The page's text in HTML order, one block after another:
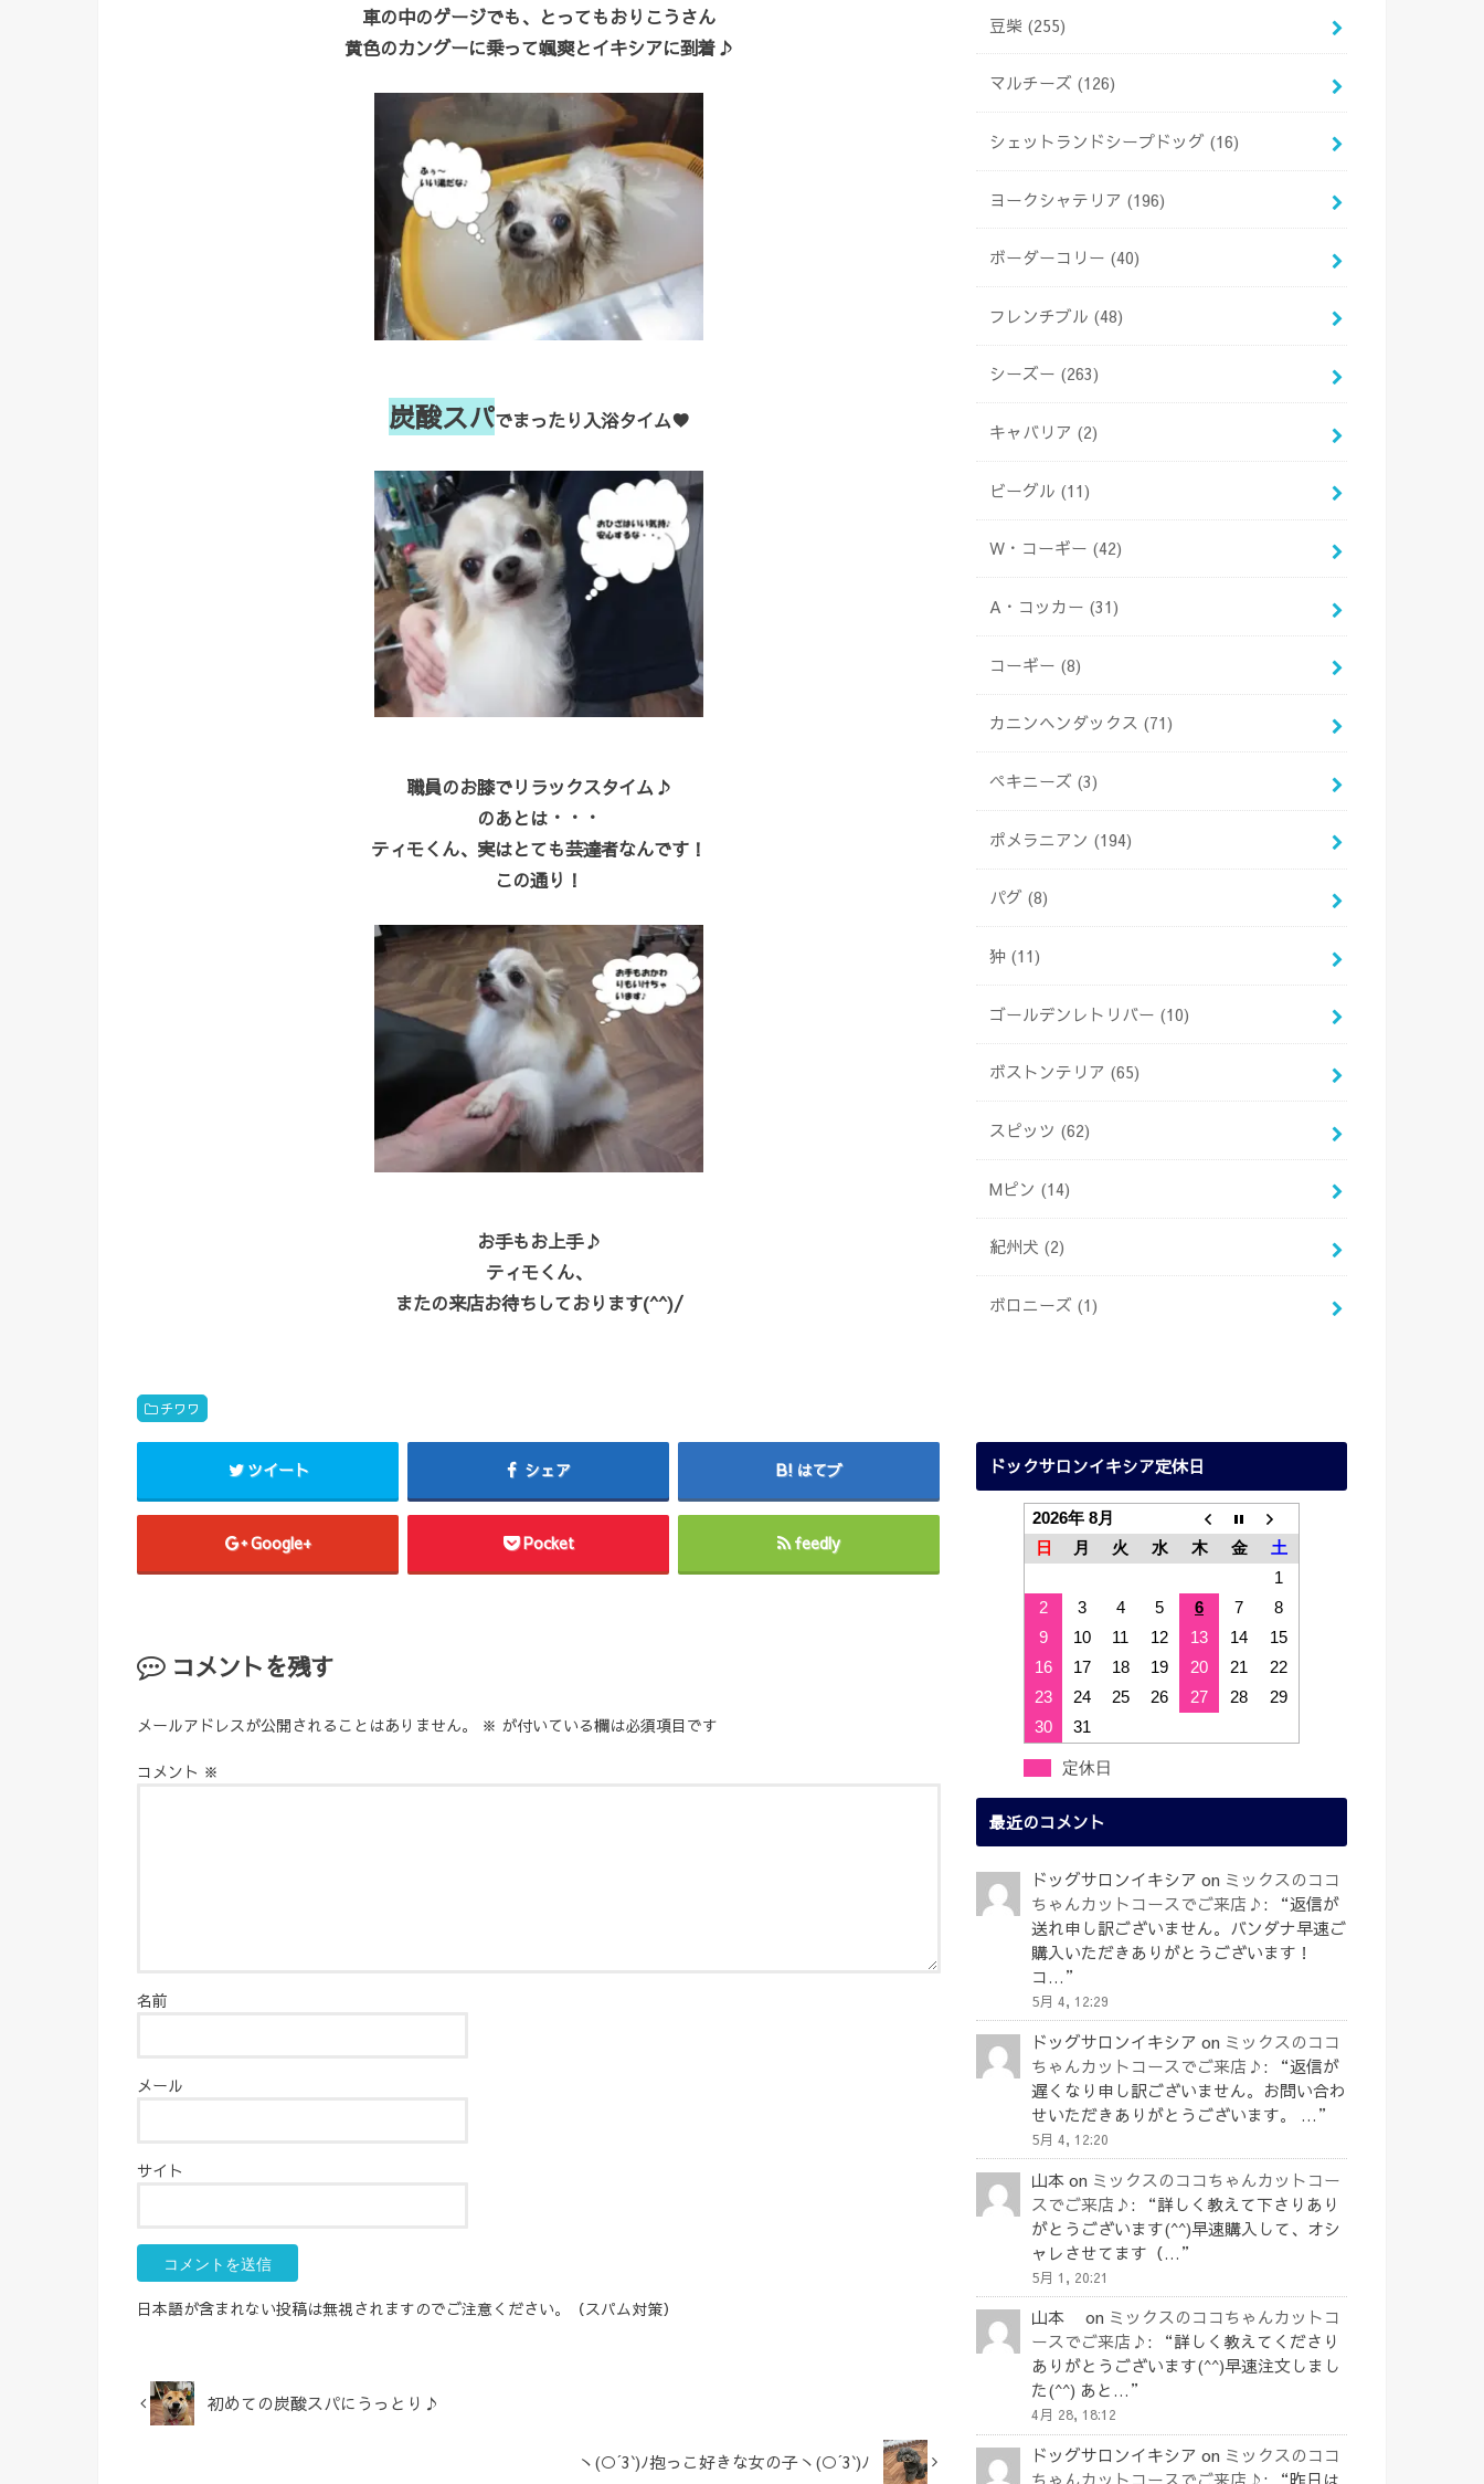
車の中のゲージでも、とってもおりこうさん
黄色のカングーに乗って颯爽とイキシアに到着♪
炭酸スパでまったり入浴タイム♥
職員のお膝でリラックスタイム♪
のあとは・・・
ティモくん、実はとても芸達者なんです！
この通り！
お手もお上手♪
ティモくん、
またの来店お待ちしております(^^)/
チワワ
ツイート シェア はてブ
Google+ Pocket feedly
コメントを残す
メールアドレスが公開されることはありません。 ※ が付いている欄は必須項目です
コメント ※
名前
メール
サイト
日本語が含まれない投稿は無視されますのでご注意ください。（スパム対策）
初めての炭酸スパにうっとり♪
ヽ(○´3`)ﾉ抱っこ好きな女の子ヽ(○´3`)ﾉ
豆柴 (255)
マルチーズ (126)
シェットランドシープドッグ (16)
ヨークシャテリア (196)
ボーダーコリー (40)
フレンチブル (48)
シーズー (263)
キャバリア (2)
ビーグル (11)
W・コーギー (42)
A・コッカー (31)
コーギー (8)
カニンヘンダックス (71)
ペキニーズ (3)
ポメラニアン (194)
パグ (8)
狆 (11)
ゴールデンレトリバー (10)
ボストンテリア (65)
スピッツ (62)
Mピン (14)
紀州犬 (2)
ボロニーズ (1)
ドックサロンイキシア定休日
2026年 8月
日
月 火 水 木 金
土
1
2
3 4 5 6 7
8
9
10 11 12 13 14
15
16
17 18 19 20 21
22
23
24 25 26 27 28
29
30
31
定休日
最近のコメント
ドッグサロンイキシア on ミックスのココ
ちゃんカットコースでご来店♪ : “返信が
送れ申し訳ございません。バンダナ早速ご
購入いただきありがとうございます！
コ… ”
5月 4, 12:29
ドッグサロンイキシア on ミックスのココ
ちゃんカットコースでご来店♪ : “返信が
遅くなり申し訳ございません。お問い合わ
せいただきありがとうございます。 … ”
5月 4, 12:20
山本 on ミックスのココちゃんカットコー
スでご来店♪ : “詳しく教えて下さりあり
がとうございます(^^)早速購入して、オシ
ャレさせてます（… ”
5月 1, 20:21
山本 on ミックスのココちゃんカットコ
ースでご来店♪ : “詳しく教えてくださり
ありがとうございます(^^)早速注文しまし
た(^^) あと… ”
4月 28, 18:12
ドッグサロンイキシア on ミックスのココ